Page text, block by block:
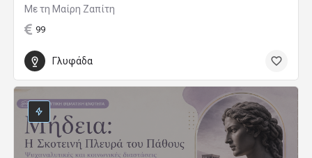
Με τη Μαίρη Ζαπίτη
99
Γλυφάδα